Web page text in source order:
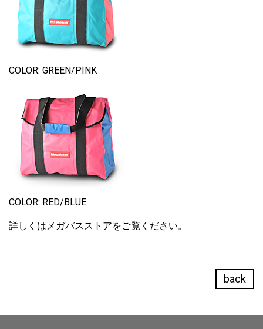
COLOR: GREEN/PINK
COLOR: RED/BLUE
詳しくはメガバスストアをご覧ください。
back